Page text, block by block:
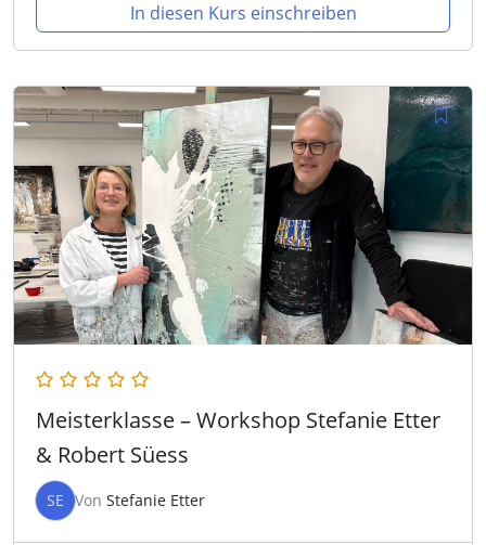
In diesen Kurs einschreiben
Meisterklasse – Workshop Stefanie Etter
& Robert Süess
SE Von Stefanie Etter